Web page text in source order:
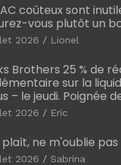
coûteux sont
vous plutôt un
2026 Lionel
Brothers 25 % de
sur la
– le jeudi. Poignée
2026 Eric
plaît, ne m'oublie pas
2026 Sabrina